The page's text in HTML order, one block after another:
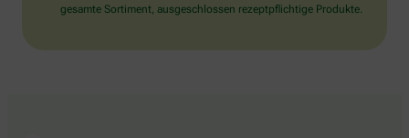
gesamte Sortiment, ausgeschlossen rezeptpflichtige Produkte.